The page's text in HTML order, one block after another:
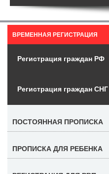
ВРЕМЕННАЯ РЕГИСТРАЦИЯ
Регистрация граждан РФ
Регистрация граждан СНГ
ПОСТОЯННАЯ ПРОПИСКА
ПРОПИСКА ДЛЯ РЕБЕНКА